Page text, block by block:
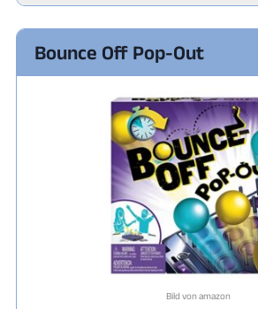
Bounce Off Pop-Out
Bild von amazon